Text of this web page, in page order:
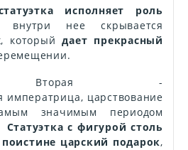
исполняет роль
нее скрывается
которыйдает прекрасный
Вторая -
императрица, царствование
значимым периодом
Статуэтка с фигурой столь
царский подарок,